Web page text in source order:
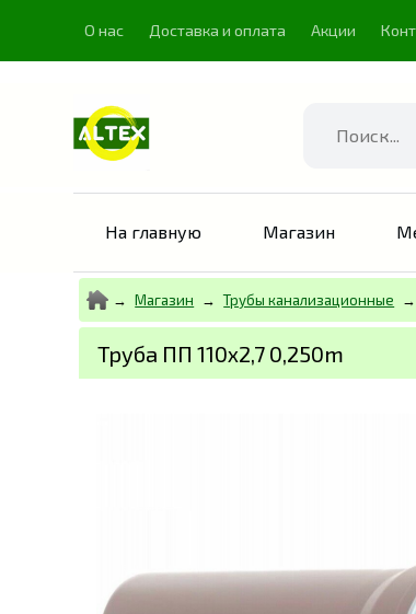
О нас Доставка и оплата Акции
Найти
На главную Магазин
Магазин Трубы канализационные
Труба ПП 110х2,7 0,250m